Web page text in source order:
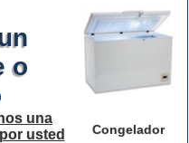
Congelador
o
una
usted